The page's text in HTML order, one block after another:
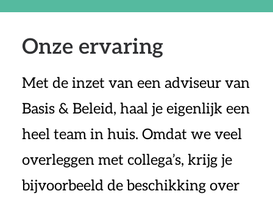
Onze ervaring
Met de inzet van een adviseur van
Basis & Beleid, haal je eigenlijk een
heel team in huis. Omdat we veel
overleggen met collega’s, krijg je
bijvoorbeeld de beschikking over